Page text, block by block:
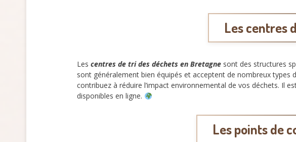
Les centres
Les centres de tri des déchets en Bretagne sont des structures
sont généralement bien équipés et acceptent de nombreux types
contribuez à réduire l’impact environnemental de vos déchets. Il
disponibles en ligne.
Les points de